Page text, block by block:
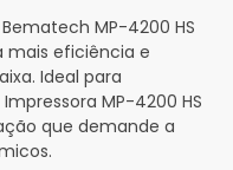
MP-4200 HS
mais eficiência e
Ideal para
MP-4200 HS
que demande a